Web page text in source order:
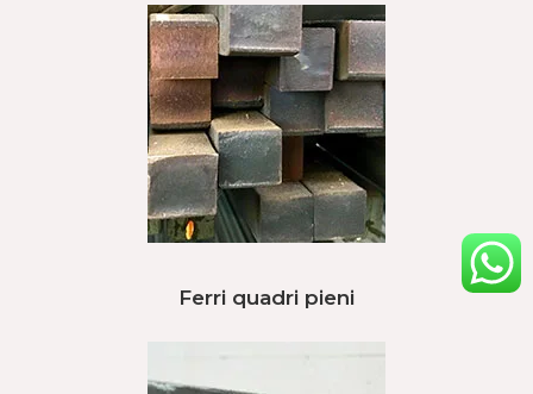
Ferri quadri pieni